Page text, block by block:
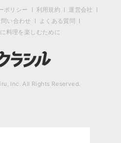
ポリシー 利用規約
運営会社
い合わせ
よくある質問
料理を楽しむために
Inc. All Rights Reserved.